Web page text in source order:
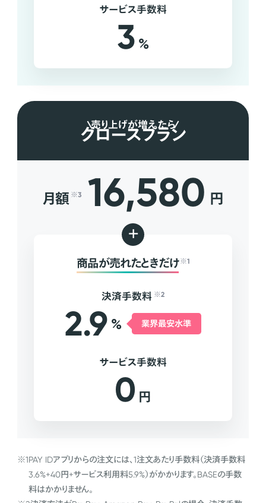
サービス手数料
3 %
売り上げが増えたら
グロースプラン
月額 ※3 16,580 円
+
商品が売れたときだけ ※1
決済手数料 ※2
2.9 % 業界最安水準
サービス手数料
0 円
※1PAY IDアプリからの注文には、1注文あたり手数料（決済手数料
3.6%+40円+サービス利用料5.9%）がかかります。BASEの手数
料はかかりません。